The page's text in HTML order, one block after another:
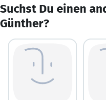
Suchst Du einen
Günther?